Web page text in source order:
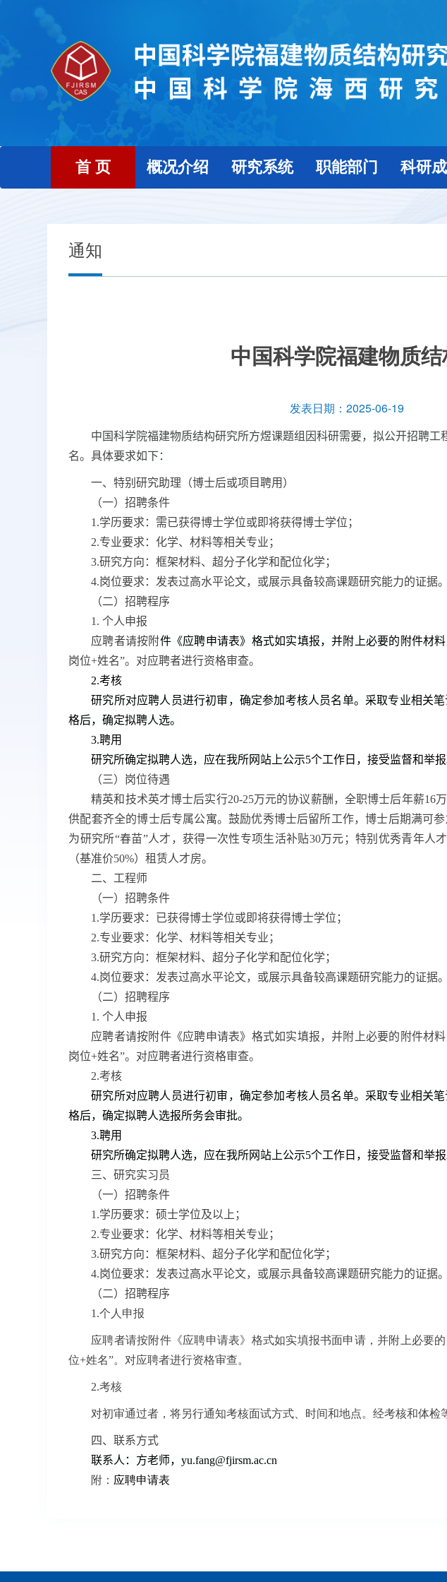
首 页 概况介绍 研究系统 职能部门 科研
通知
中国科学院福建物质
发表日期：2025-06-19
中国科学院福建物质结构研究所方煜课题组因科研需要，拟公开招聘工
名。具体要求如下：
一、特别研究助理（博士后或项目聘用）
（一）招聘条件
1.学历要求： 需已获得博士学位或即将获得博士学位；
2.专业要求： 化学、材料等相关专业 ；
3.研究方向：框架材料、超分子化学和配位化学；
4.岗位要求： 发表过高水平论文，或展示具备较高课题研究能力的证据。
（二）招聘程序
1.个人申报
应聘者请按附件《应聘申请表》格式如实填报，并附上必要的附件材
岗位+姓名”。对应聘者进行资格审查。
2.考核
研究所对应聘人员进行初审，确定参加考核人员名单。采取专业相关
格后，确定拟聘人选。
3.聘用
研究所确定拟聘人选， 应在我所网站上公示5个工作日，接受监督和举
（三） 岗位待遇
精英和技术英才博士后实行20-25万元的协议薪酬，全职博士后年薪16
供配套齐全的博士后专属公寓。鼓励优秀博士后留所工作，博士后期满可
为研究所“春苗”人才，获得一次性专项生活补贴30万元；特别优秀青年人
（基准价50%）租赁人才房。
二、工程师
（一）招聘条件
1.学历要求：已获得博士学位或即将获得博士学位；
2.专业要求：化学、材料等相关专业；
3.研究方向：框架材料、超分子化学和配位化学；
4.岗位要求：发表过高水平论文，或展示具备较高课题研究能力的证据。
（二）招聘程序
1.个人申报
应聘者请按附件《应聘申请表》格式如实填报，并附上必要的附件材
岗位+姓名”。对应聘者进行资格审查。
2.考核
研究所对应聘人员进行初审，确定参加考核人员名单。采取专业相关
格后，确定拟聘人选报所务会审批。
3.聘用
研究所确定拟聘人选， 应在我所网站上公示5个工作日，接受监督和举
三、研究实习员
（一）招聘条件
1.学历要求：硕士学位及以上 ；
2.专业要求： 化学、材料等相关专业 ；
3.研究方向：框架材料、超分子化学和配位化学；
4.岗位要求： 发表过高水平论文，或展示具备较高课题研究能力的证据。
（二）招聘程序
1.个人申报
应聘者请按附件《应聘申请表》格式如实填报书面申请，并附上必要
位+姓名”。对应聘者进行资格审查。
2.考核
对初审通过者，将另行通知考核面试方式、时间和地点。经考核和体检
四、联系方式
联系人：方老师，yu.fang@fjirsm.ac.cn
附： 应聘申请表